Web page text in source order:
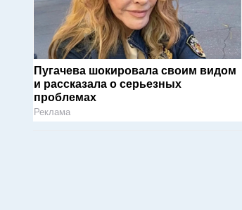
Пугачева шокировала своим видом
и рассказала о серьезных
проблемах
Реклама